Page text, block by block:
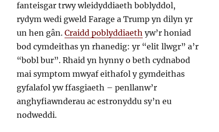
fanteisgar trwy wleidyddiaeth boblyddol,
rydym wedi gweld Farage a Trump yn dilyn yr
un hen gân.Craidd poblyddiaeth yw’r honiad
bod cymdeithas yn rhanedig: yr “elit llwgr” a’r
“bobl bur”. Rhaid yn hynny o beth cydnabod
mai symptom mwyaf eithafol y gymdeithas
gyfalafol yw ffasgiaeth – penllanw’r
anghyfiawnderau ac estronyddu sy’n eu
nodweddi.